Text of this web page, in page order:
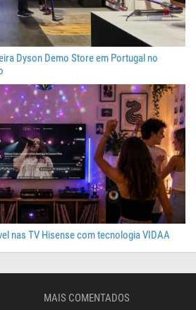
Dyson Demo Store em Portugal no
nas TV Hisense com tecnologia VIDAA
MAIS COMENTADOS